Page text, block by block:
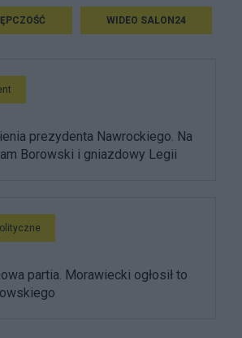
WIDEO SALON24
prezydenta Nawrockiego. Na
Borowski i gniazdowy Legii
partia. Morawiecki ogłosił to